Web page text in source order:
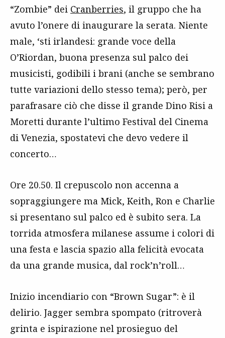
“Zombie” dei Cranberries, il gruppo che ha
avuto l’onere di inaugurare la serata. Niente
male, ‘sti irlandesi: grande voce della
O’Riordan, buona presenza sul palco dei
musicisti, godibili i brani (anche se sembrano
tutte variazioni dello stesso tema); però, per
parafrasare ciò che disse il grande Dino Risi a
Moretti durante l’ultimo Festival del Cinema
di Venezia, spostatevi che devo vedere il
concerto…
Ore 20.50. Il crepuscolo non accenna a
sopraggiungere ma Mick, Keith, Ron e Charlie
si presentano sul palco ed è subito sera. La
torrida atmosfera milanese assume i colori di
una festa e lascia spazio alla felicità evocata
da una grande musica, dal rock’n’roll…
Inizio incendiario con “Brown Sugar”: è il
delirio. Jagger sembra spompato (ritroverà
grinta e ispirazione nel prosieguo del